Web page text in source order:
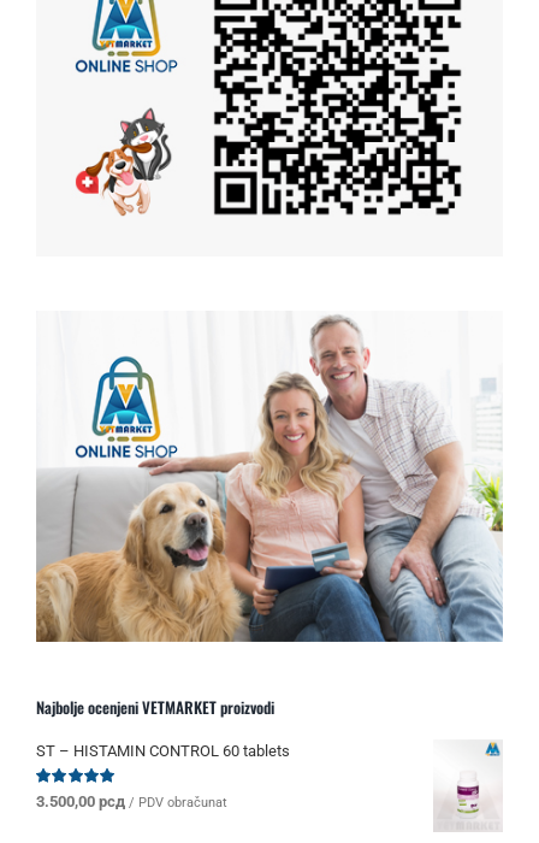
Najbolje ocenjeni VETMARKET proizvodi
ST – HISTAMIN CONTROL 60 tablets
Ocenjeno
od 5
3.500,00 рсд / PDV obračunat